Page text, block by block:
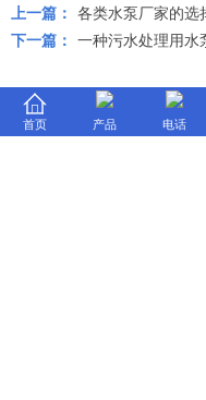
上一篇：
各类水泵厂家的选
下一篇：
一种污水处理用水
首页 产品 电话